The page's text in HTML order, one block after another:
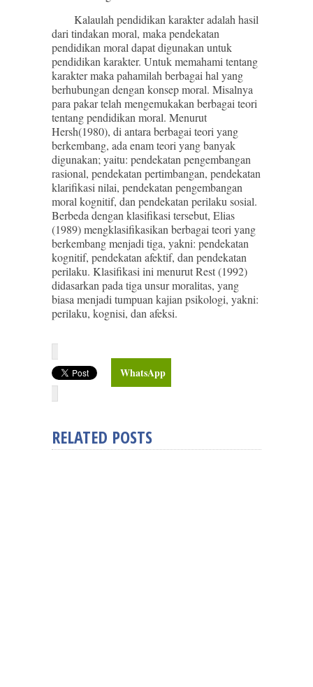
Kalaulah pendidikan karakter adalah hasil
dari tindakan moral, maka pendekatan
pendidikan moral dapat digunakan untuk
pendidikan karakter. Untuk memahami tentang
karakter maka pahamilah berbagai hal yang
berhubungan dengan konsep moral. Misalnya
para pakar telah mengemukakan berbagai teori
tentang pendidikan moral. Menurut
Hersh(1980), di antara berbagai teori yang
berkembang, ada enam teori yang banyak
digunakan; yaitu: pendekatan pengembangan
rasional, pendekatan pertimbangan, pendekatan
klarifikasi nilai, pendekatan pengembangan
moral kognitif, dan pendekatan perilaku sosial.
Berbeda dengan klasifikasi tersebut, Elias
(1989) mengklasifikasikan berbagai teori yang
berkembang menjadi tiga, yakni: pendekatan
kognitif, pendekatan afektif, dan pendekatan
perilaku. Klasifikasi ini menurut Rest (1992)
didasarkan pada tiga unsur moralitas, yang
biasa menjadi tumpuan kajian psikologi, yakni:
perilaku, kognisi, dan afeksi.
WhatsApp
RELATED POSTS